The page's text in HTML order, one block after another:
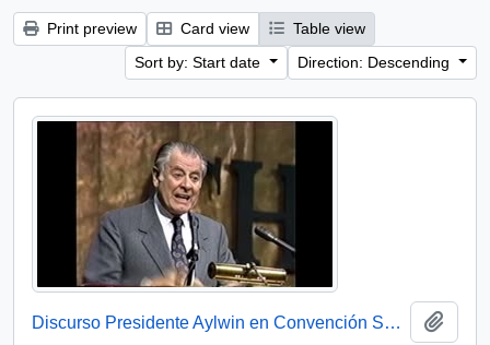
Print preview Card view
Table view
Sort by: Start date
Direction: Descending
Discurso Presidente Aylwin en Convención Santiago: Video